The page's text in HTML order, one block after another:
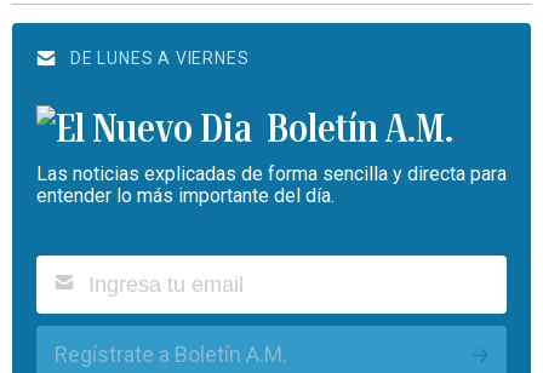
DE LUNES A VIERNES
Boletín A.M.
Las noticias explicadas de forma sencilla y directa para
entender lo más importante del día.
Regístrate a Boletín A.M.